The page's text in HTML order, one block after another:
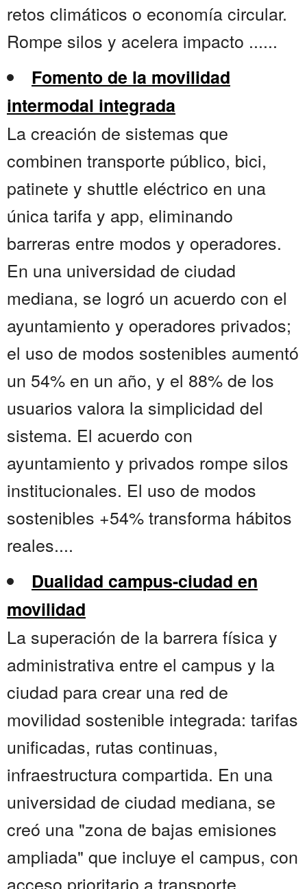
retos climáticos o economía circular.
Rompe silos y acelera impacto ......
Fomento de la movilidad
intermodal integrada
La creación de sistemas que
combinen transporte público, bici,
patinete y shuttle eléctrico en una
única tarifa y app, eliminando
barreras entre modos y operadores.
En una universidad de ciudad
mediana, se logró un acuerdo con el
ayuntamiento y operadores privados;
el uso de modos sostenibles aumentó
un 54% en un año, y el 88% de los
usuarios valora la simplicidad del
sistema. El acuerdo con
ayuntamiento y privados rompe silos
institucionales. El uso de modos
sostenibles +54% transforma hábitos
reales....
Dualidad campus-ciudad en
movilidad
La superación de la barrera física y
administrativa entre el campus y la
ciudad para crear una red de
movilidad sostenible integrada: tarifas
unificadas, rutas continuas,
infraestructura compartida. En una
universidad de ciudad mediana, se
creó una "zona de bajas emisiones
ampliada" que incluye el campus, con
acceso prioritario a transporte